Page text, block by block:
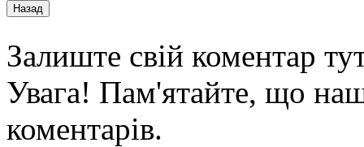
Залиште свій коментар
Увага! Пам'ятайте, що
коментарів.